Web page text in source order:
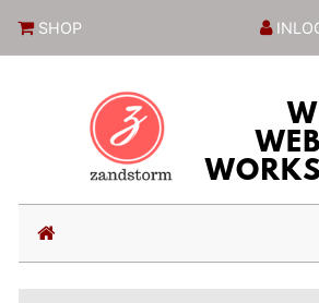
SHOP
(current)